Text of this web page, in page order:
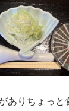
ありちょっと